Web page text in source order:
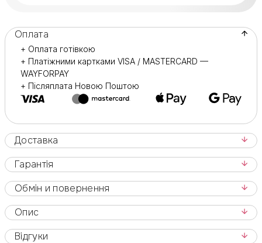
Оплата
+ Оплата готівкою
+ Платіжними картками VISA / MASTERCARD —
WAYFORPAY
+ Післяплата Новою Поштою
Доставка
Гарантія
Обмін и повернення
Опис
Відгуки